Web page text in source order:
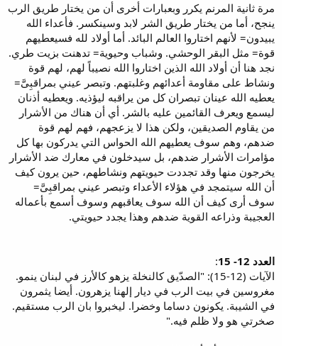
مرة ثانية المرنم يكرر وبعبارات أخرى أن من يختار طريق الرب
ينجح، أما من يختار طريق الشر لابد وسينكسر. فأعداء الله
يبيدون= لأنهم اختاروا العالم البائد. أما أولاد لله فسيعطيهم
قوة= مثل البقر الوحشي. وشباب وحيوية= تدهنت بزيت طري.
نجد هنا أن أولاد الله الذين اختاروا الله نصيباً لهم، لهم قوة
ونشاط على مقاومة أعدائهم وغلبتهم. وتبصر عيني بمراقبِىَّ=
يعطيه الله عينان تبصران كل من يراقبه ليؤذيه. ويعطيه أذنان
ليسمع ويعرف القائمين عليه بالشر. أي أن هناك من الأشرار
من يقاوم الصديقين، ولكن هذا لا يزعجهم، فهم لهم قوة
ضدهم، وهم سوف يعطيهم الله الحواس التي يدركون بها كل
مؤامرات الأشرار ضدهم، بل سيدخلون في معارك ضد الأشرار
يخرجون منها وقد تجددت حيويتهم ونشاطهم، حين يرون كيف
أن الله سيتمجد في هؤلاء الأعداء وتبصر عيني بمراقبِىَّ=
سوف أرى كيف أن الله سوف يعاقبهم وسوف أسمع بأعماله
العجيبة وذراعه القوية ضدهم وهذا يجدد حيويتي.
العدد 12- 15
:
الآيات (12-15): "الصدّيق كالنخلة يزهو كالأرز في لبنان ينمو.
مغروسين في بيت الرب في ديار إلهنا يزهرون. أيضا يثمرون
في الشيبة. يكونون دساما وخضرا. ليخبروا بان الرب مستقيم.
صخرتي هو ولا ظلم فيه."